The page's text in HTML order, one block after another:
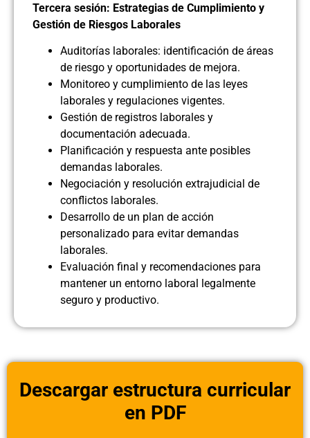
Tercera sesión: Estrategias de Cumplimiento y
Gestión de Riesgos Laborales
Auditorías laborales: identificación de áreas
de riesgo y oportunidades de mejora.
Monitoreo y cumplimiento de las leyes
laborales y regulaciones vigentes.
Gestión de registros laborales y
documentación adecuada.
Planificación y respuesta ante posibles
demandas laborales.
Negociación y resolución extrajudicial de
conflictos laborales.
Desarrollo de un plan de acción
personalizado para evitar demandas
laborales.
Evaluación final y recomendaciones para
mantener un entorno laboral legalmente
seguro y productivo.
Descargar estructura curricular
en PDF